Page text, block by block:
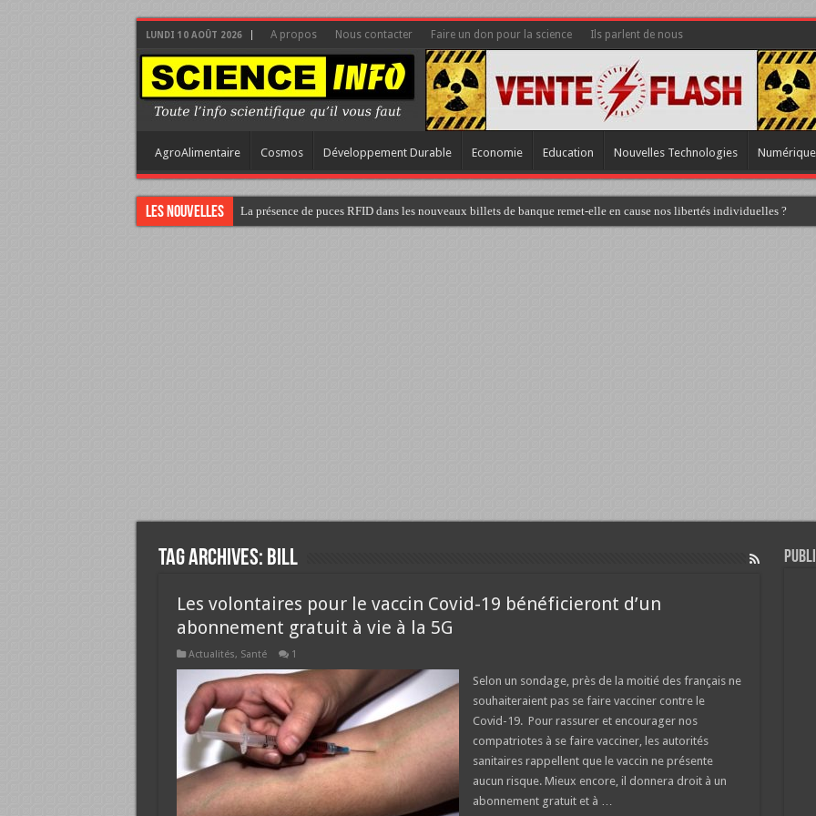
LUNDI 10 AOÛT 2026 A propos Nous contacter Faire un don pour la science Ils parlent de nous
AgroAlimentaire Cosmos Développement Durable Economie Education Nouvelles Technologies Numérique
Les nouvelles La présence de puces RFID dans les nouveaux billets de banque remet-elle en cause nos libertés individuelles ?
Tag Archives: bill
Les volontaires pour le vaccin Covid-19 bénéficieront d’un
abonnement gratuit à vie à la 5G
Actualités, Santé 1
Selon un sondage, près de la moitié des français ne
souhaiteraient pas se faire vacciner contre le
Covid-19. Pour rassurer et encourager nos
compatriotes à se faire vacciner, les autorités
sanitaires rappellent que le vaccin ne présente
aucun risque. Mieux encore, il donnera droit à un
abonnement gratuit et à …